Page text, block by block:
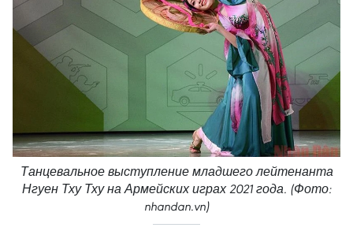
Танцевальное выступление младшего лейтенанта
Нгуен Тху Тху на Армейских играх 2021 года. (Фото:
nhandan.vn)